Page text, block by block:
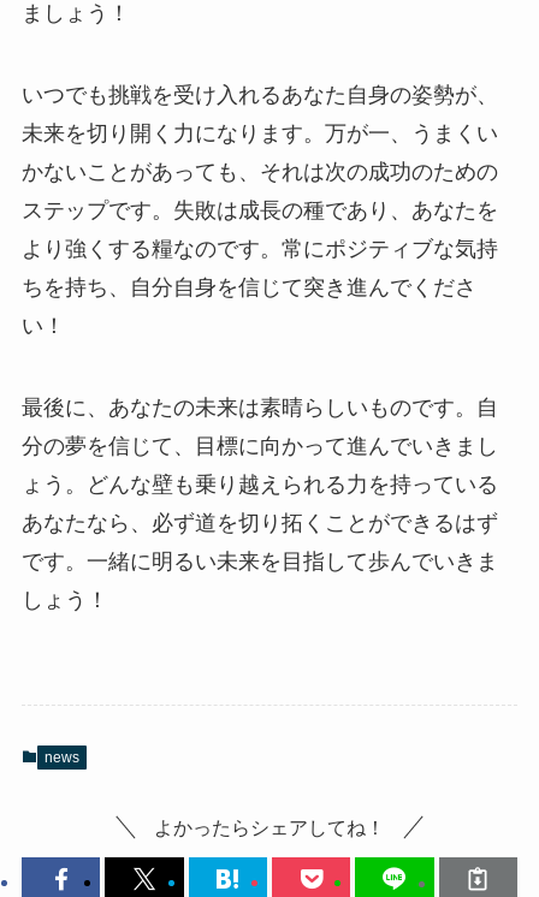
ましょう！
いつでも挑戦を受け入れるあなた自身の姿勢が、
未来を切り開く力になります。万が一、うまくい
かないことがあっても、それは次の成功のための
ステップです。失敗は成長の種であり、あなたを
より強くする糧なのです。常にポジティブな気持
ちを持ち、自分自身を信じて突き進んでくださ
い！
最後に、あなたの未来は素晴らしいものです。自
分の夢を信じて、目標に向かって進んでいきまし
ょう。どんな壁も乗り越えられる力を持っている
あなたなら、必ず道を切り拓くことができるはず
です。一緒に明るい未来を目指して歩んでいきま
しょう！
news
よかったらシェアしてね！